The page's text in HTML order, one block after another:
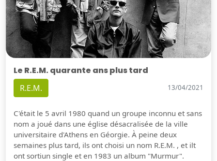
Le R.E.M. quarante ans plus tard
R.E.M. 13/04/2021
C'était le 5 avril 1980 quand un groupe inconnu et sans
nom a joué dans une église désacralisée de la ville
universitaire d'Athens en Géorgie. À peine deux
semaines plus tard, ils ont choisi un nom R.E.M. , et ilt
ont sortiun single et en 1983 un album "Murmur".